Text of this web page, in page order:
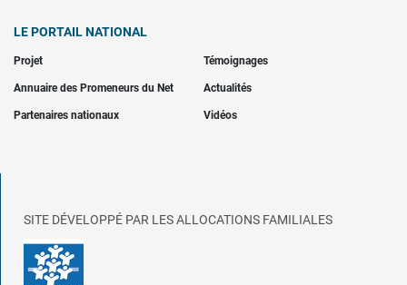
LE PORTAIL NATIONAL
Projet Témoignages
Annuaire des Promeneurs du Net Actualités
Partenaires nationaux Vidéos
SITE DÉVELOPPÉ PAR LES ALLOCATIONS FAMILIALES